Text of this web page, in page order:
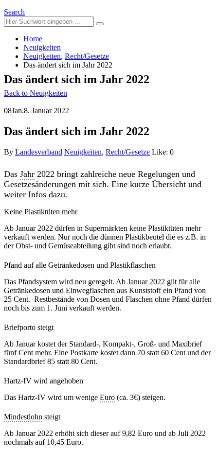
Search
Home
Neuigkeiten
Neuigkeiten, Recht/Gesetze
Das ändert sich im Jahr 2022
Das ändert sich im Jahr 2022
Back to Neuigkeiten
08Jan.8. Januar 2022
Das ändert sich im Jahr 2022
By Landesverband Neuigkeiten, Recht/Gesetze Like: 0
Das Jahr 2022 bringt zahlreiche neue Regelungen und
Gesetzesänderungen mit sich. Eine kurze Übersicht und
weiter Infos dazu.
Keine Plastiktüten mehr
Ab Januar 2022 dürfen in Supermärkten keine Plastiktüten mehr
verkauft werden. Nur noch die dünnen Plastikbeutel die es z.B. in
der Obst- und Gemüseabteilung gibt sind noch erlaubt.
Pfand auf alle Getränkedosen und Plastikflaschen
Das Pfandsystem wird neu geregelt. Ab Januar 2022 gilt für alle
Getränkedosen und Einwegflaschen aus Kunststoff ein Pfand von
25 Cent. Restbestände von Dosen und Flaschen ohne Pfand dürfen
noch bis zum 1. Juni verkauft werden.
Briefporto steigt
Ab Januar kostet der Standard-, Kompakt-, Groß- und Maxibrief
fünf Cent mehr. Eine Postkarte kostet dann 70 statt 60 Cent und der
Standardbrief 85 statt 80 Cent.
Hartz-IV wird angehoben
Das Hartz-IV wird um wenige Euro (ca. 3€) steigen.
Mindestlohn steigt
Ab Januar 2022 erhöht sich dieser auf 9,82 Euro und ab Juli 2022
nochmals auf 10,45 Euro.